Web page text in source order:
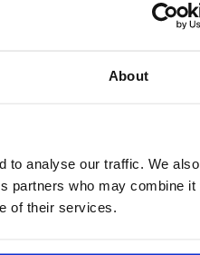
About
to analyse our traffic. We
partners who may combine it
of their services.